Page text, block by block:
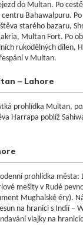
do Multan. Po
Bahawalpuru.
starého bazaru,
Multan Fort. Po
rukodělných dílen,
v Multan.
– Lahore
prohlídka Multan,
Harrapa poblíž
prohlídka
mešity v Rudé
Mughalské éry).
na hranici s Indií –
vlajky na